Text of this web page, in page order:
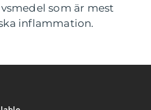
som är mest
inflammation.